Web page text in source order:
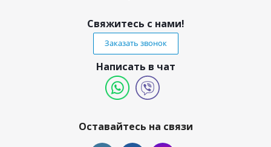
Свяжитесь с нами!
Заказать звонок
Написать в чат
Оставайтесь на связи